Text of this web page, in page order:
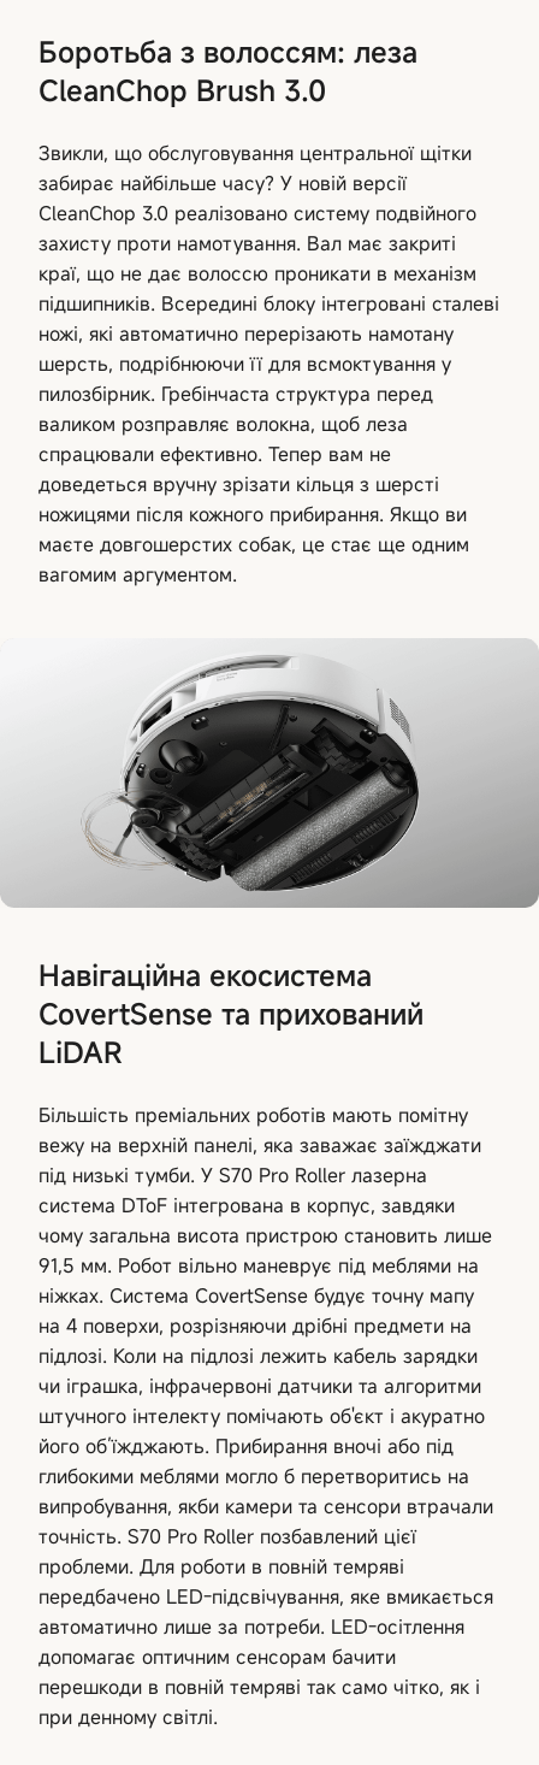
Боротьба з волоссям: леза
CleanChop Brush 3.0
Звикли, що обслуговування центральної щітки
забирає найбільше часу? У новій версії
CleanChop 3.0 реалізовано систему подвійного
захисту проти намотування. Вал має закриті
краї, що не дає волоссю проникати в механізм
підшипників. Всередині блоку інтегровані сталеві
ножі, які автоматично перерізають намотану
шерсть, подрібнюючи її для всмоктування у
пилозбірник. Гребінчаста структура перед
валиком розправляє волокна, щоб леза
спрацювали ефективно. Тепер вам не
доведеться вручну зрізати кільця з шерсті
ножицями після кожного прибирання. Якщо ви
маєте довгошерстих собак, це стає ще одним
вагомим аргументом.
Навігаційна екосистема
CovertSense та прихований
LiDAR
Більшість преміальних роботів мають помітну
вежу на верхній панелі, яка заважає заїжджати
під низькі тумби. У S70 Pro Roller лазерна
система DToF інтегрована в корпус, завдяки
чому загальна висота пристрою становить лише
91,5 мм. Робот вільно маневрує під меблями на
ніжках. Система CovertSense будує точну мапу
на 4 поверхи, розрізняючи дрібні предмети на
підлозі. Коли на підлозі лежить кабель зарядки
чи іграшка, інфрачервоні датчики та алгоритми
штучного інтелекту помічають об'єкт і акуратно
його об’їжджають. Прибирання вночі або під
глибокими меблями могло б перетворитись на
випробування, якби камери та сенсори втрачали
точність. S70 Pro Roller позбавлений цієї
проблеми. Для роботи в повній темряві
передбачено LED-підсвічування, яке вмикається
автоматично лише за потреби. LED-осітлення
допомагає оптичним сенсорам бачити
перешкоди в повній темряві так само чітко, як і
при денному світлі.